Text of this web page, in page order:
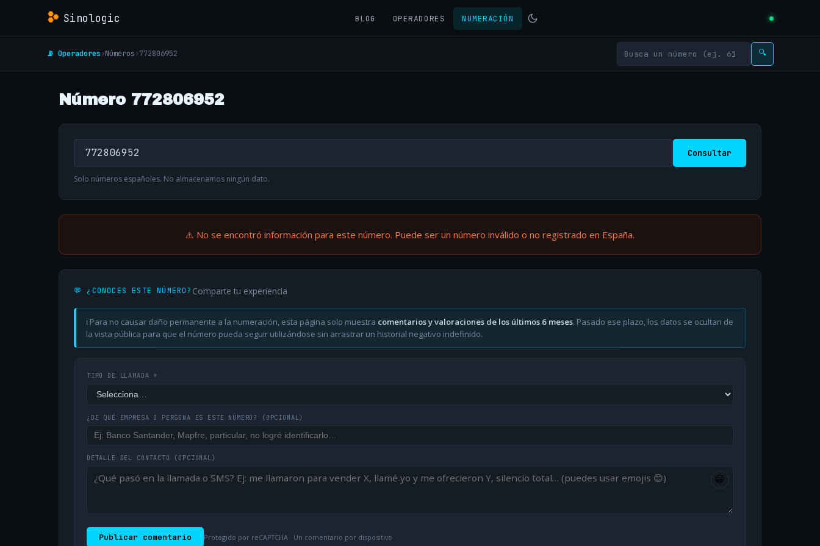
Sinologic BLOG OPERADORES NUMERACIÓN
📡 Operadores›Números›772806952 🔍
Número 772806952
Consultar
Solo números españoles. No almacenamos ningún dato.
⚠️ No se encontró información para este número. Puede ser un número inválido o no registrado en España.
💬 ¿CONOCES ESTE NÚMERO? Comparte tu experiencia
ℹ️ Para no causar daño permanente a la numeración, esta página solo muestra comentarios y valoraciones de los últimos 6 meses. Pasado ese plazo, los datos se ocultan de
la vista pública para que el número pueda seguir utilizándose sin arrastrar un historial negativo indefinido.
TIPO DE LLAMADA *
¿DE QUÉ EMPRESA O PERSONA ES ESTE NÚMERO? (OPCIONAL)
DETALLE DEL CONTACTO (OPCIONAL)
😀
Publicar comentario Protegido por reCAPTCHA · Un comentario por dispositivo